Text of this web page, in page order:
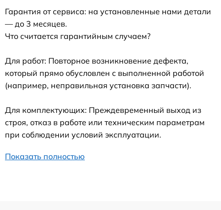
Гарантия от сервиса: на установленные нами детали
— до 3 месяцев.
Что считается гарантийным случаем?
Для работ: Повторное возникновение дефекта,
который прямо обусловлен с выполненной работой
(например, неправильная установка запчасти).
Для комплектующих: Преждевременный выход из
строя, отказ в работе или техническим параметрам
при соблюдении условий эксплуатации.
Показать полностью